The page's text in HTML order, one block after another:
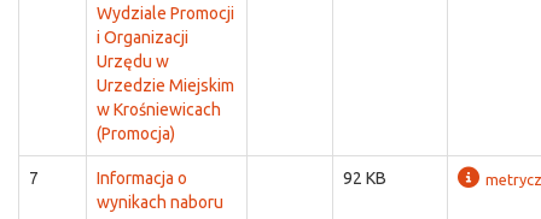
Wydziale Promocji
i Organizacji
Urzędu w
Urzedzie Miejskim
w Krośniewicach
(Promocja)
7
Informacja o
wynikach naboru
92 KB